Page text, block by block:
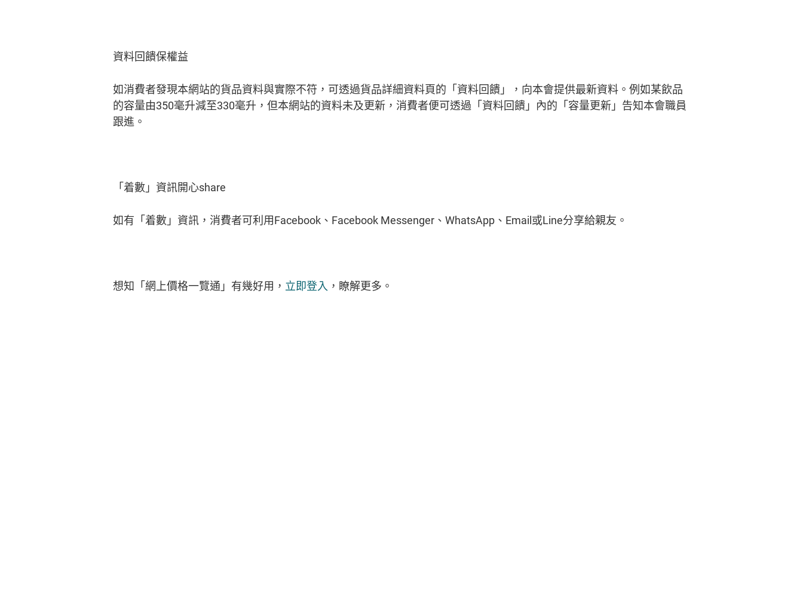
資料回饋保權益
如消費者發現本網站的貨品資料與實際不符，可透過貨品詳細資料頁的「資料回饋」，向本會提供最新資料。例如某飲品
的容量由350毫升減至330毫升，但本網站的資料未及更新，消費者便可透過「資料回饋」內的「容量更新」告知本會職員
跟進。
「着數」資訊開心share
如有「着數」資訊，消費者可利用Facebook、Facebook Messenger、WhatsApp、Email或Line分享給親友。
想知「網上價格一覽通」有幾好用， 立即登入 ，瞭解更多。